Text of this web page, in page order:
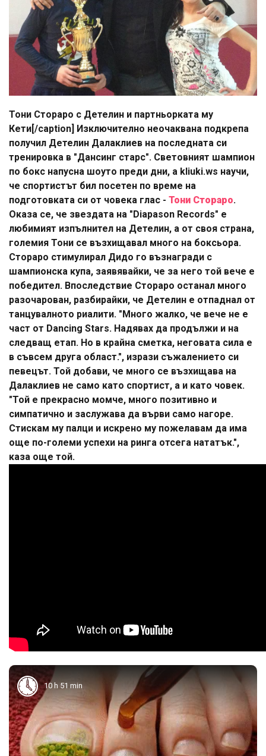
Тони Стораро с Детелин и партньорката му
Кети[/caption] Изключително неочаквана подкрепа
получил Детелин Далаклиев на последната си
тренировка в "Дансинг старс". Световният шампион
по бокс напусна шоуто преди дни, а kliuki.ws научи,
че спортистът бил посетен по време на
подготовката си от човека глас - Тони Стораро.
Оказа се, че звездата на "Diapason Records" е
любимият изпълнител на Детелин, а от своя страна,
големия Тони се възхищавал много на боксьора.
Стораро стимулирал Дидо го възнагради с
шампионска купа, заявявайки, че за него той вече е
победител. Впоследствие Стораро останал много
разочарован, разбирайки, че Детелин е отпаднал от
танцувалното риалити. "Много жалко, че вече не е
част от Dancing Stars. Надявах да продължи и на
следващ етап. Но в крайна сметка, неговата сила е
в съвсем друга област.", изрази съжалението си
певецът. Той добави, че много се възхищава на
Далаклиев не само като спортист, а и като човек.
"Той е прекрасно момче, много позитивно и
симпатично и заслужава да върви само нагоре.
Стискам му палци и искрено му пожелавам да има
още по-големи успехи на ринга отсега нататък.",
каза още той.
10 h 51 min